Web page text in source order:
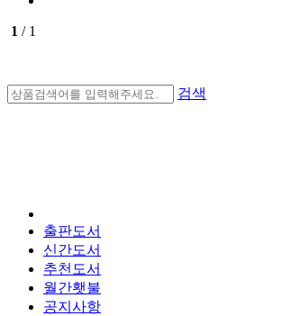
1 / 1
검색
출판도서
신간도서
추천도서
월간횃불
공지사항